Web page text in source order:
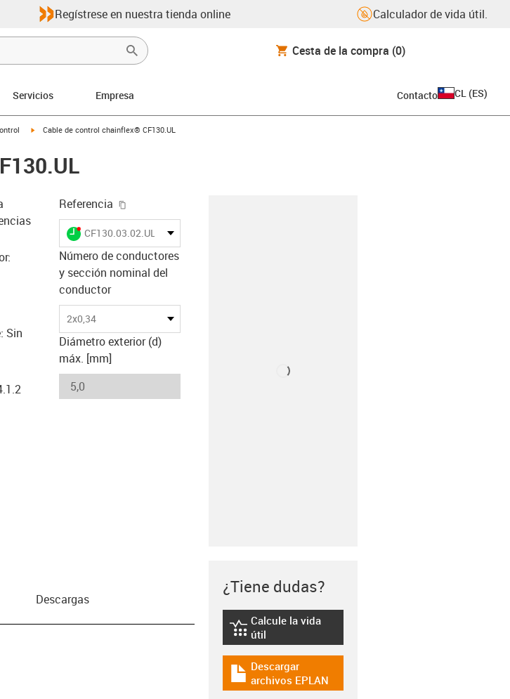
Regístrese en nuestra tienda online Calculador de vida útil.
Cesta de la compra (0)
Servicios Empresa Contacto CL (ES)
right igus-icon-arrow-right
Cable de control chainflex® CF130.UL
Sin
Referencia
igus-icon-lieferzeit-dot
CF130.03.02.UL
Número de conductores
y sección nominal del
conductor
2x0,34
Diámetro exterior (d)
máx. [mm]
Descargas
¿Tiene dudas?
igus-icon-lebensdauerrechner
Calcule la vida
útil
igus-icon-download-plan
Descargar
archivos EPLAN